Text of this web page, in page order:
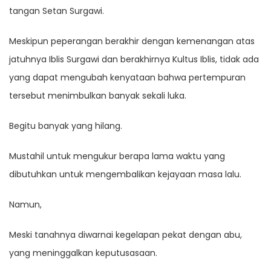
tangan Setan Surgawi.
Meskipun peperangan berakhir dengan kemenangan atas
jatuhnya Iblis Surgawi dan berakhirnya Kultus Iblis, tidak ada
yang dapat mengubah kenyataan bahwa pertempuran
tersebut menimbulkan banyak sekali luka.
Begitu banyak yang hilang.
Mustahil untuk mengukur berapa lama waktu yang
dibutuhkan untuk mengembalikan kejayaan masa lalu.
Namun,
Meski tanahnya diwarnai kegelapan pekat dengan abu,
yang meninggalkan keputusasaan.